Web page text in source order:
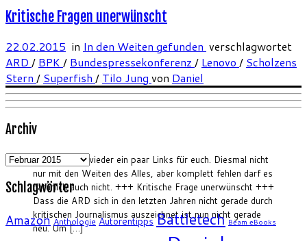
Ich habe mal wieder ein paar Links für euch. Diesmal nicht
nur mit den Weiten des Alles, aber komplett fehlen darf es
natürlich auch nicht. +++ Kritische Frage unerwünscht +++
Dass die ARD sich in den letzten Jahren nicht gerade durch
kritischen Journalismus auszeichnet ist nun nicht gerade
neu. Um […]
Kritische Fragen unerwünscht
22.02.2015 in In den Weiten gefunden verschlagwortet
ARD / BPK / Bundespressekonferenz / Lenovo / Scholzens
Stern / Superfish / Tilo Jung von Daniel
Archiv
Archiv
Schlagwörter
Amazon Anthologie Autorentipps Battletech Beam eBooks